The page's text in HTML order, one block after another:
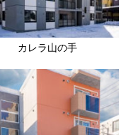
カレラ山の手